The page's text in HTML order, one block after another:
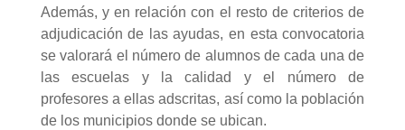
Además, y en relación con el resto de criterios de
adjudicación de las ayudas, en esta convocatoria
se valorará el número de alumnos de cada una de
las escuelas y la calidad y el número de
profesores a ellas adscritas, así como la población
de los municipios donde se ubican.